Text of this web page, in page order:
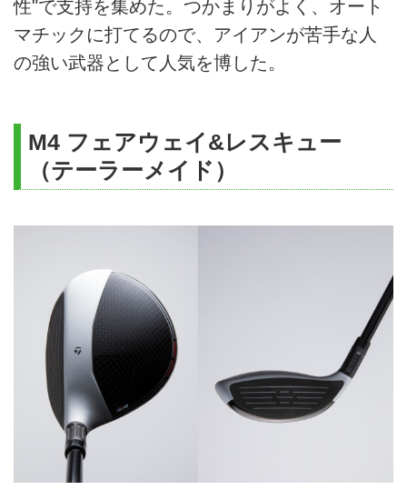
性"で支持を集めた。つかまりがよく、オート
マチックに打てるので、アイアンが苦手な人
の強い武器として人気を博した。
M4 フェアウェイ&レスキュー
（テーラーメイド）